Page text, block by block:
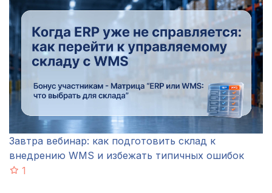
Завтра вебинар: как подготовить склад к
внедрению WMS и избежать типичных ошибок
1